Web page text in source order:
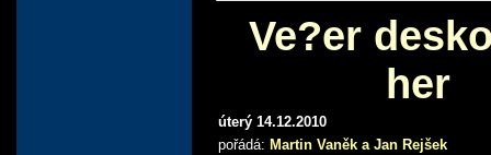
Ve?er
her
úterý 14.12.2010
pořádá: Martin Vaněk a Jan Rejšek